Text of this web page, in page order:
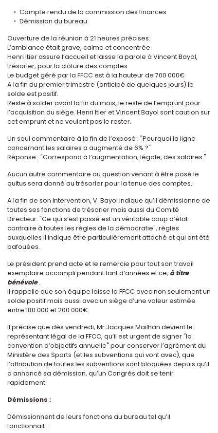
Compte rendu de la commission des finances
Démission du bureau
Ouverture de la réunion à 21 heures précises.
L’ambiance était grave, calme et concentrée.
Henri Itier assure l’accueil et laisse la parole à Vincent Bayol,
trésorier, pour la clôture des comptes.
Le budget géré par la FFCC est à la hauteur de 700 000€
A la fin du premier trimestre (anticipé de quelques jours) le
solde est positif.
Reste à solder avant la fin du mois, le reste de l’emprunt pour
l’acquisition du siège. Henri Itier et Vincent Bayol sont caution sur
cet emprunt et ne veulent pas le rester.
Un seul commentaire à la fin de l’exposé : "Pourquoi la ligne
concernant les salaires a augmenté de 6% ?"
Réponse : "Correspond à l’augmentation, légale, des salaires."
Aucun autre commentaire ou question venant à être posé le
quitus sera donné au trésorier pour la tenue des comptes.
A la fin de son intervention, V. Bayol indique qu’il démissionne de
toutes ses fonctions de trésorier mais aussi du Comité
Directeur. "Ce qui s’est passé est un véritable coup d’état
contraire à toutes les règles de la démocratie", règles
auxquelles il indique être particulièrement attaché et qui ont été
bafouées.
Le président prend acte et le remercie pour tout son travail
exemplaire accompli pendant tant d’années et ce, à titre
bénévole .
Il rappelle que son équipe laisse la FFCC avec non seulement un
solde positif mais aussi avec un siège d’une valeur estimée
entre 180 000 et 200 000€.
Il précise que dès vendredi, Mr Jacques Mailhan devient le
représentant légal de la FFCC, qu’il est urgent de signer "la
convention d’objectifs annuelle" pour conserver l’agrément du
Ministère des Sports (et les subventions qui vont avec), que
l’attribution de toutes les subventions sont bloquées depuis qu’il
a annoncé sa démission, qu’un Congrès doit se tenir
rapidement.
Démissions :
Démissionnent de leurs fonctions au bureau tel qu’il
fonctionnait :